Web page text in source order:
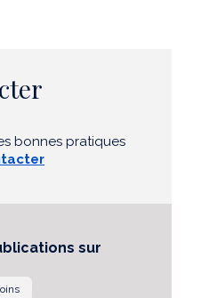
bonnes pratiques
sur